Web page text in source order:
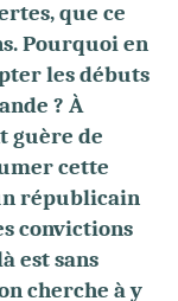
que ce
Pourquoi en
les débuts
? À
guère de
cette
républicain
convictions
est sans
cherche à y